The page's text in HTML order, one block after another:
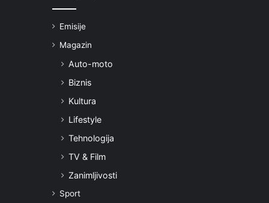
Emisije
Magazin
Auto-moto
Biznis
Kultura
Lifestyle
Tehnologija
TV & Film
Zanimljivosti
Sport